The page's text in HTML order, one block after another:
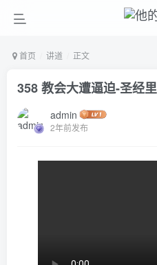
首页 讲道 正文
358 教会大遭逼迫-圣经
admin
2年前发布